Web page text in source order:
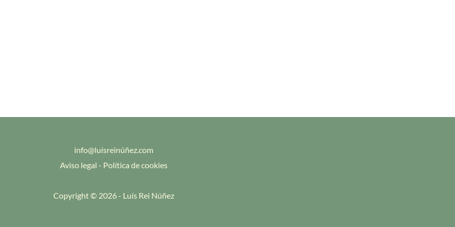
info@luísreinúñez.com
Aviso legal - Política de cookies
Copyright © 2026 - Luís Rei Núñez